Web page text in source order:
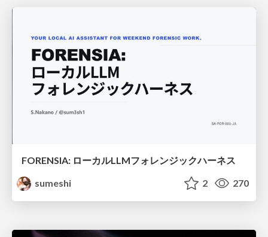
FORENSIA: ローカルLLMフォレンジックハーネス
sumeshi
2 270